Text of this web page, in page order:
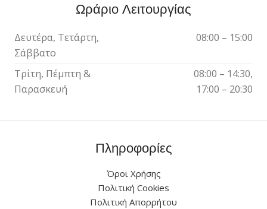
Ωράριο Λειτουργίας
Δευτέρα, Τετάρτη,
Σάββατο
08:00 – 15:00
Τρίτη, Πέμπτη &
Παρασκευή
08:00 – 14:30,
17:00 – 20:30
Πληροφορίες
Όροι Χρήσης
Πολιτική Cookies
Πολιτική Απορρήτου